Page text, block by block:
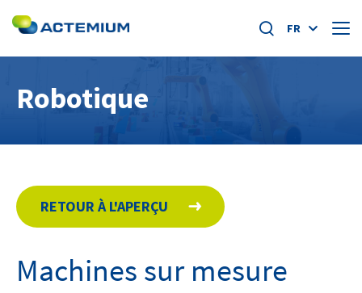
Segments de marché
Home
Actualités
Search
FR
Robotique
RETOUR À L'APERÇU
Machines sur mesure